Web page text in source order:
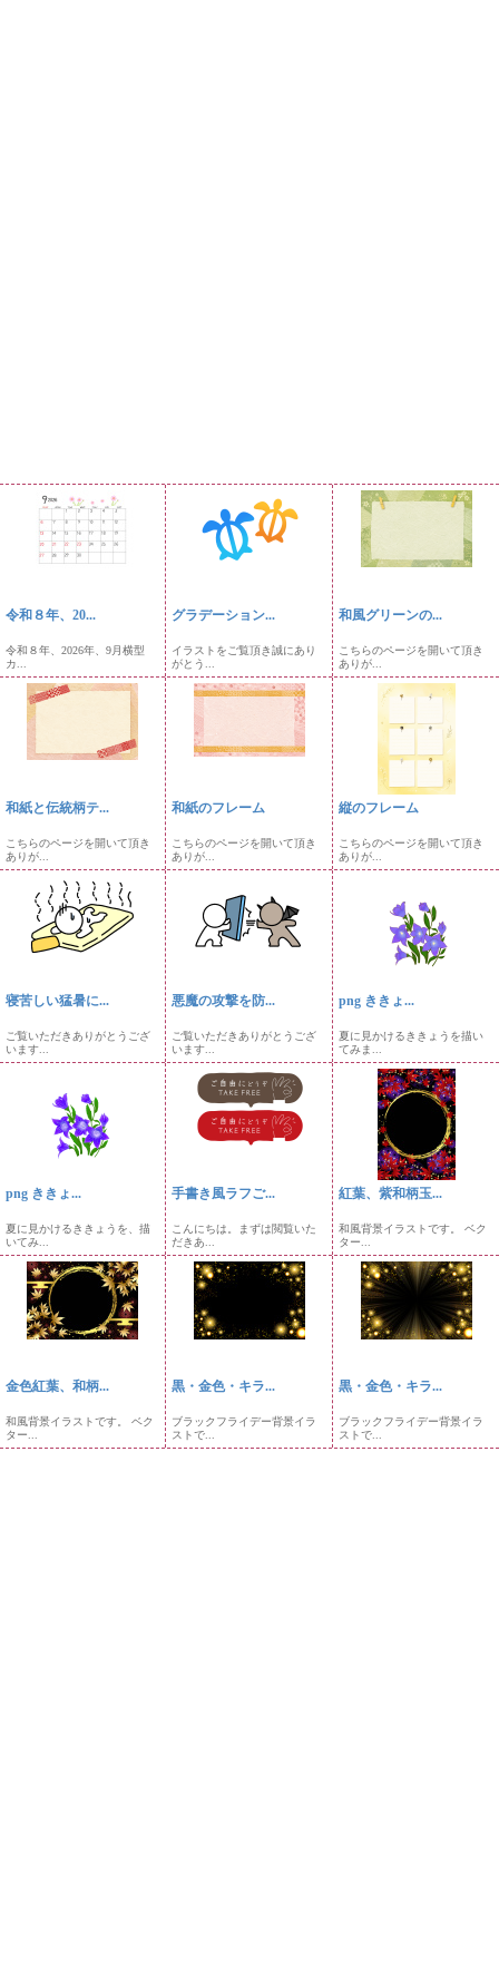
令和８年、20...
令和８年、2026年、9月横型
カ...
グラデーション...
イラストをご覧頂き誠にあり
がとう...
和風グリーンの...
こちらのページを開いて頂き
ありが...
和紙と伝統柄テ...
こちらのページを開いて頂き
ありが...
和紙のフレーム
こちらのページを開いて頂き
ありが...
縦のフレーム
こちらのページを開いて頂き
ありが...
寝苦しい猛暑に...
ご覧いただきありがとうござ
います...
悪魔の攻撃を防...
ご覧いただきありがとうござ
います...
png ききょ...
夏に見かけるききょうを描い
てみま...
png ききょ...
夏に見かけるききょうを、描
いてみ...
手書き風ラフご...
こんにちは。まずは閲覧いた
だきあ...
紅葉、紫和柄玉...
和風背景イラストです。 ベク
ター...
金色紅葉、和柄...
和風背景イラストです。 ベク
ター...
黒・金色・キラ...
ブラックフライデー背景イラ
ストで...
黒・金色・キラ...
ブラックフライデー背景イラ
ストで...